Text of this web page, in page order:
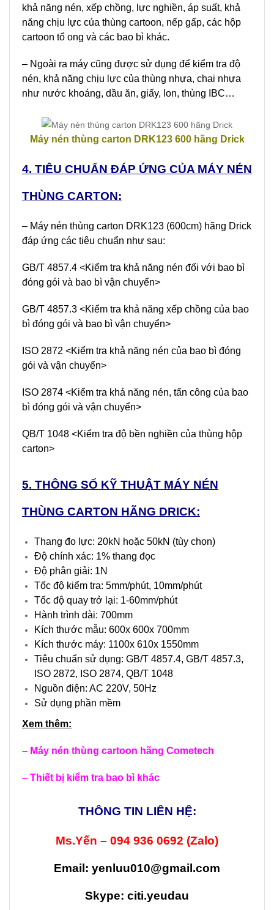
khả năng nén, xếp chồng, lực nghiền, áp suất, khả
năng chịu lực của thùng cartoon, nếp gấp, các hộp
cartoon tổ ong và các bao bì khác.
– Ngoài ra máy cũng được sử dụng để kiểm tra độ
nén, khả năng chịu lực của thùng nhựa, chai nhựa
như nước khoáng, dầu ăn, giấy, lon, thùng IBC…
Máy nén thùng carton DRK123 600 hãng Drick
4. TIÊU CHUẨN ĐÁP ỨNG CỦA MÁY NÉN
THÙNG CARTON:
– Máy nén thùng carton DRK123 (600cm) hãng Drick
đáp ứng các tiêu chuẩn như sau:
GB/T 4857.4 <Kiểm tra khả năng nén đối với bao bì
đóng gói và bao bì vận chuyển>
GB/T 4857.3 <Kiểm tra khả năng xếp chồng của bao
bì đóng gói và bao bì vận chuyển>
ISO 2872 <Kiểm tra khả năng nén của bao bì đóng
gói và vận chuyển>
ISO 2874 <Kiểm tra khả năng nén, tấn công của bao
bì đóng gói và vận chuyển>
QB/T 1048 <Kiểm tra độ bền nghiền của thùng hộp
carton>
5. THÔNG SỐ KỸ THUẬT MÁY NÉN
THÙNG CARTON HÃNG DRICK:
Thang đo lực: 20kN hoặc 50kN (tùy chọn)
Độ chính xác: 1% thang đọc
Độ phân giải: 1N
Tốc độ kiểm tra: 5mm/phút, 10mm/phút
Tốc độ quay trở lại: 1-60mm/phút
Hành trình dài: 700mm
Kích thước mẫu: 600x 600x 700mm
Kích thước máy: 1100x 610x 1550mm
Tiêu chuẩn sử dụng: GB/T 4857.4, GB/T 4857.3,
ISO 2872, ISO 2874, QB/T 1048
Nguồn điện: AC 220V, 50Hz
Sử dụng phần mềm
Xem thêm:
– Máy nén thùng cartoon hãng Cometech
– Thiết bị kiểm tra bao bì khác
THÔNG TIN LIÊN HỆ:
Ms.Yến – 094 936 0692 (Zalo)
Email: yenluu010@gmail.com
Skype: citi.yeudau